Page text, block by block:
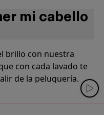
mi cabello
brillo con nuestra
con cada lavado te
de la peluquería.